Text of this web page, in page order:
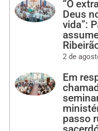
“O
Deus
vida”:
2 de
Em
passo